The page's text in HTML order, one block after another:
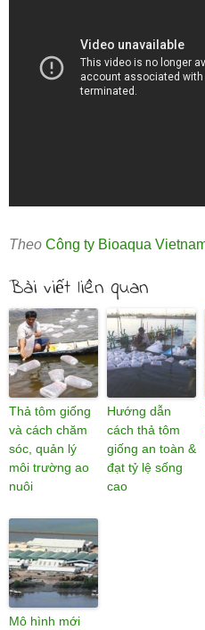
Theo Công ty Bioaqua
Bài viết liên quan
Thả tôm giống
và cách chăm
sóc, quản lý
môi trường ao
nuôi
Hướng dẫn
cách thả tôm
giống an toàn &
đạt tỷ lệ sống
cao
Mô hình mới